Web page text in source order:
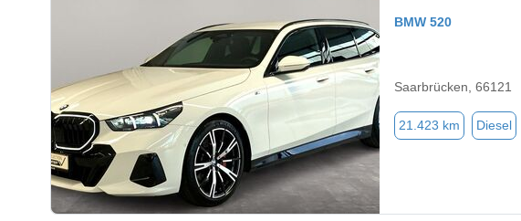
BMW 520
Saarbrücken, 66121
21.423 km Diesel